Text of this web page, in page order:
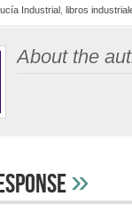
Industrial libros
About the
»